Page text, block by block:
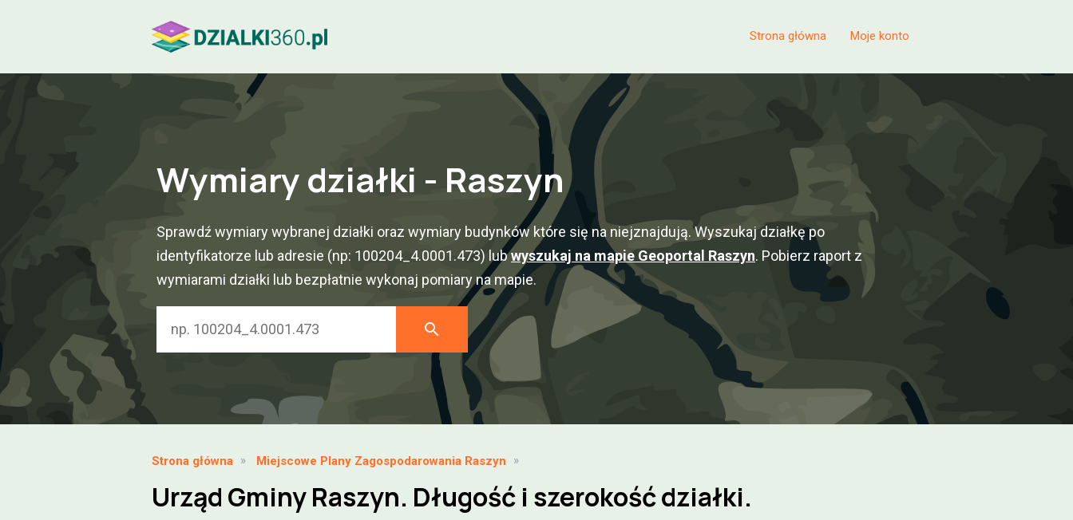
Strona główna Moje konto
Wymiary działki - Raszyn
Sprawdź wymiary wybranej działki oraz wymiary budynków które się na niejznajdują. Wyszukaj działkę po
identyfikatorze lub adresie (np: 100204_4.0001.473) lubwyszukaj na mapie Geoportal Raszyn. Pobierz raport z
wymiarami działki lub bezpłatnie wykonaj pomiary na mapie.
search
Strona główna Miejscowe Plany Zagospodarowania Raszyn
Urząd Gminy Raszyn. Długość i szerokość działki.